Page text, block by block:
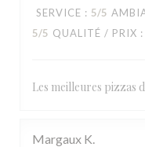
SERVICE : 5/5
5/5 QUALITÉ / PRIX :
Les meilleures pizzas
Margaux K